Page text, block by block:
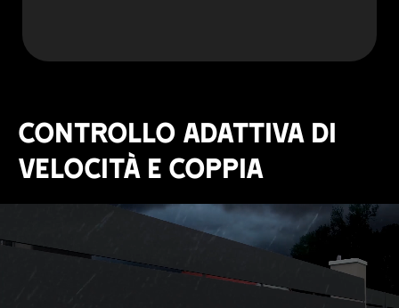
Controllo adattiva di
velocità e coppia